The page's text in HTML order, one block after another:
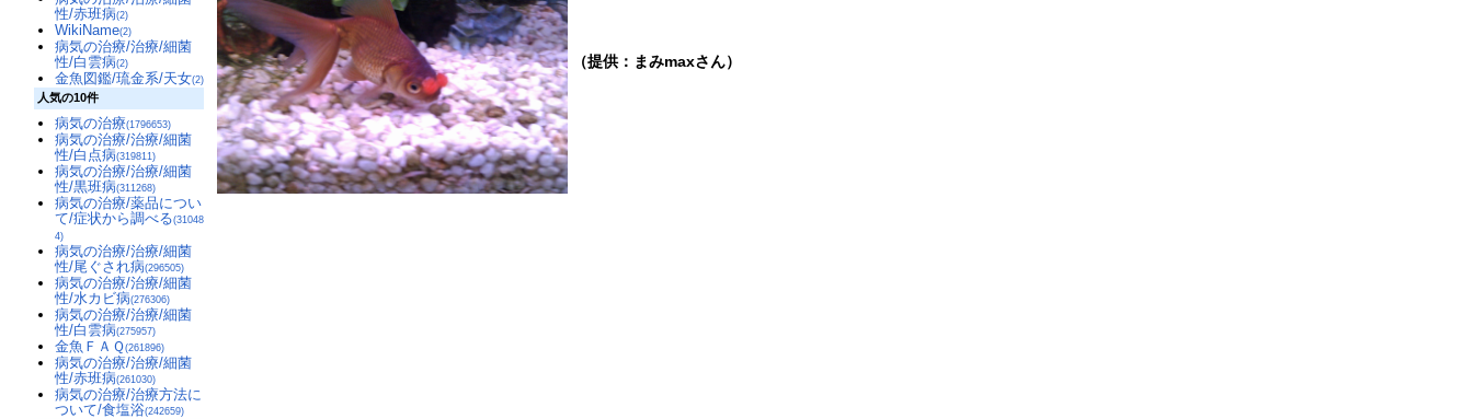
（提供：まみmaxさん）
性/赤班病(2)
WikiName(2)
病気の治療/治療/細菌
性/白雲病(2)
金魚図鑑/琉金系/天女(2)
人気の10件
病気の治療(1796653)
病気の治療/治療/細菌
性/白点病(319811)
病気の治療/治療/細菌
性/黒班病(311268)
病気の治療/薬品につい
て/症状から調べる(31048
4)
病気の治療/治療/細菌
性/尾ぐされ病(296505)
病気の治療/治療/細菌
性/水カビ病(276306)
病気の治療/治療/細菌
性/白雲病(275957)
金魚ＦＡＱ(261896)
病気の治療/治療/細菌
性/赤班病(261030)
病気の治療/治療方法に
ついて/食塩浴(242659)